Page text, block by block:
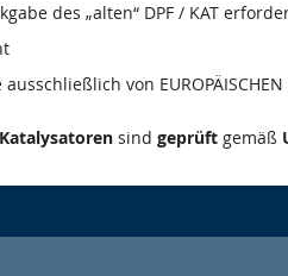
des „alten“ DPF / KAT
von
sind geprüft gemäß